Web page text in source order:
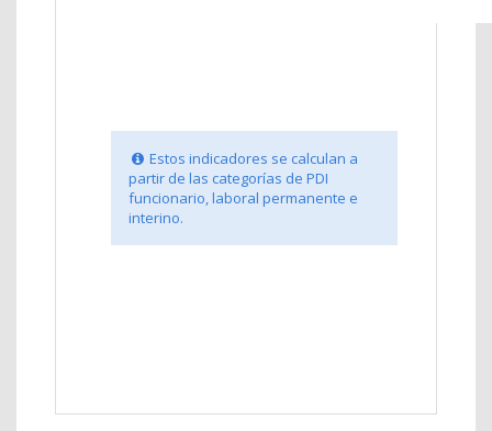
Estos indicadores se calculan a
partir de las categorías de PDI
funcionario, laboral permanente e
interino.